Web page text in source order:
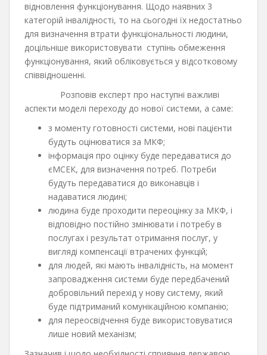
відновлення функціонування. Щодо наявних 3
категорій інвалідності, то на сьогодні їх недостатньо
для визначення втрати функціональності людини,
доцільніше використовувати ступінь обмеження
функціонування, який обліковується у відсотковому
співвідношенні.
Розповів експерт про наступні важливі
аспекти моделі переходу до нової системи, а саме:
з моменту готовності системи, нові пацієнти
будуть оцінюватися за МКФ;
інформація про оцінку буде передаватися до
єМСЕК, для визначення потреб. Потреби
будуть передаватися до виконавців і
надаватися людині;
людина буде проходити переоцінку за МКФ, і
відповідно постійно змінювати і потребу в
послугах і результат отримання послуг, у
вигляді компенсації втрачених функцій;
для людей, які мають інвалідність, на момент
запровадження системи буде передбачений
добровільний перехід у нову систему, який
буде підтриманий комунікаційною компанію;
для переосвідчення буде використовуватися
лише новий механізм;